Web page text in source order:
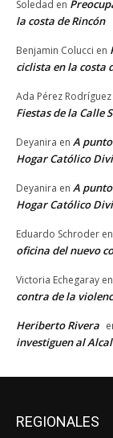
Soledad en
la costa de Rincón
Benjamin Colucci en
ciclista en la costa
Ada Pérez Rodríguez
Fiestas de la Calle
Deyanira en A
Hogar Católico
Deyanira en A
Hogar Católico
Eduardo Schroder en
oficina del nuevo
Victoria Echegaray en
contra de la
Heriberto Rivera
investiguen al
REGIONALES